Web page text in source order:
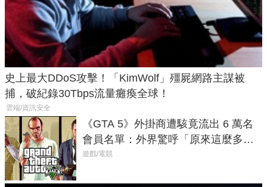
史上最大DDoS攻擊！「KimWolf」殭屍網路主謀被
捕，破紀錄30Tbps流量癱瘓全球！
雲端/資訊安全
《GTA 5》外掛商遭駭竟流出 6 萬名
會員名單：外界驚呼「原來這麼多人
在開掛！」
遊戲/電競